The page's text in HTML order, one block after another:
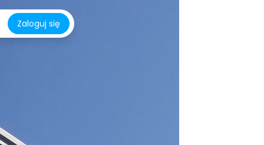
Zaloguj się